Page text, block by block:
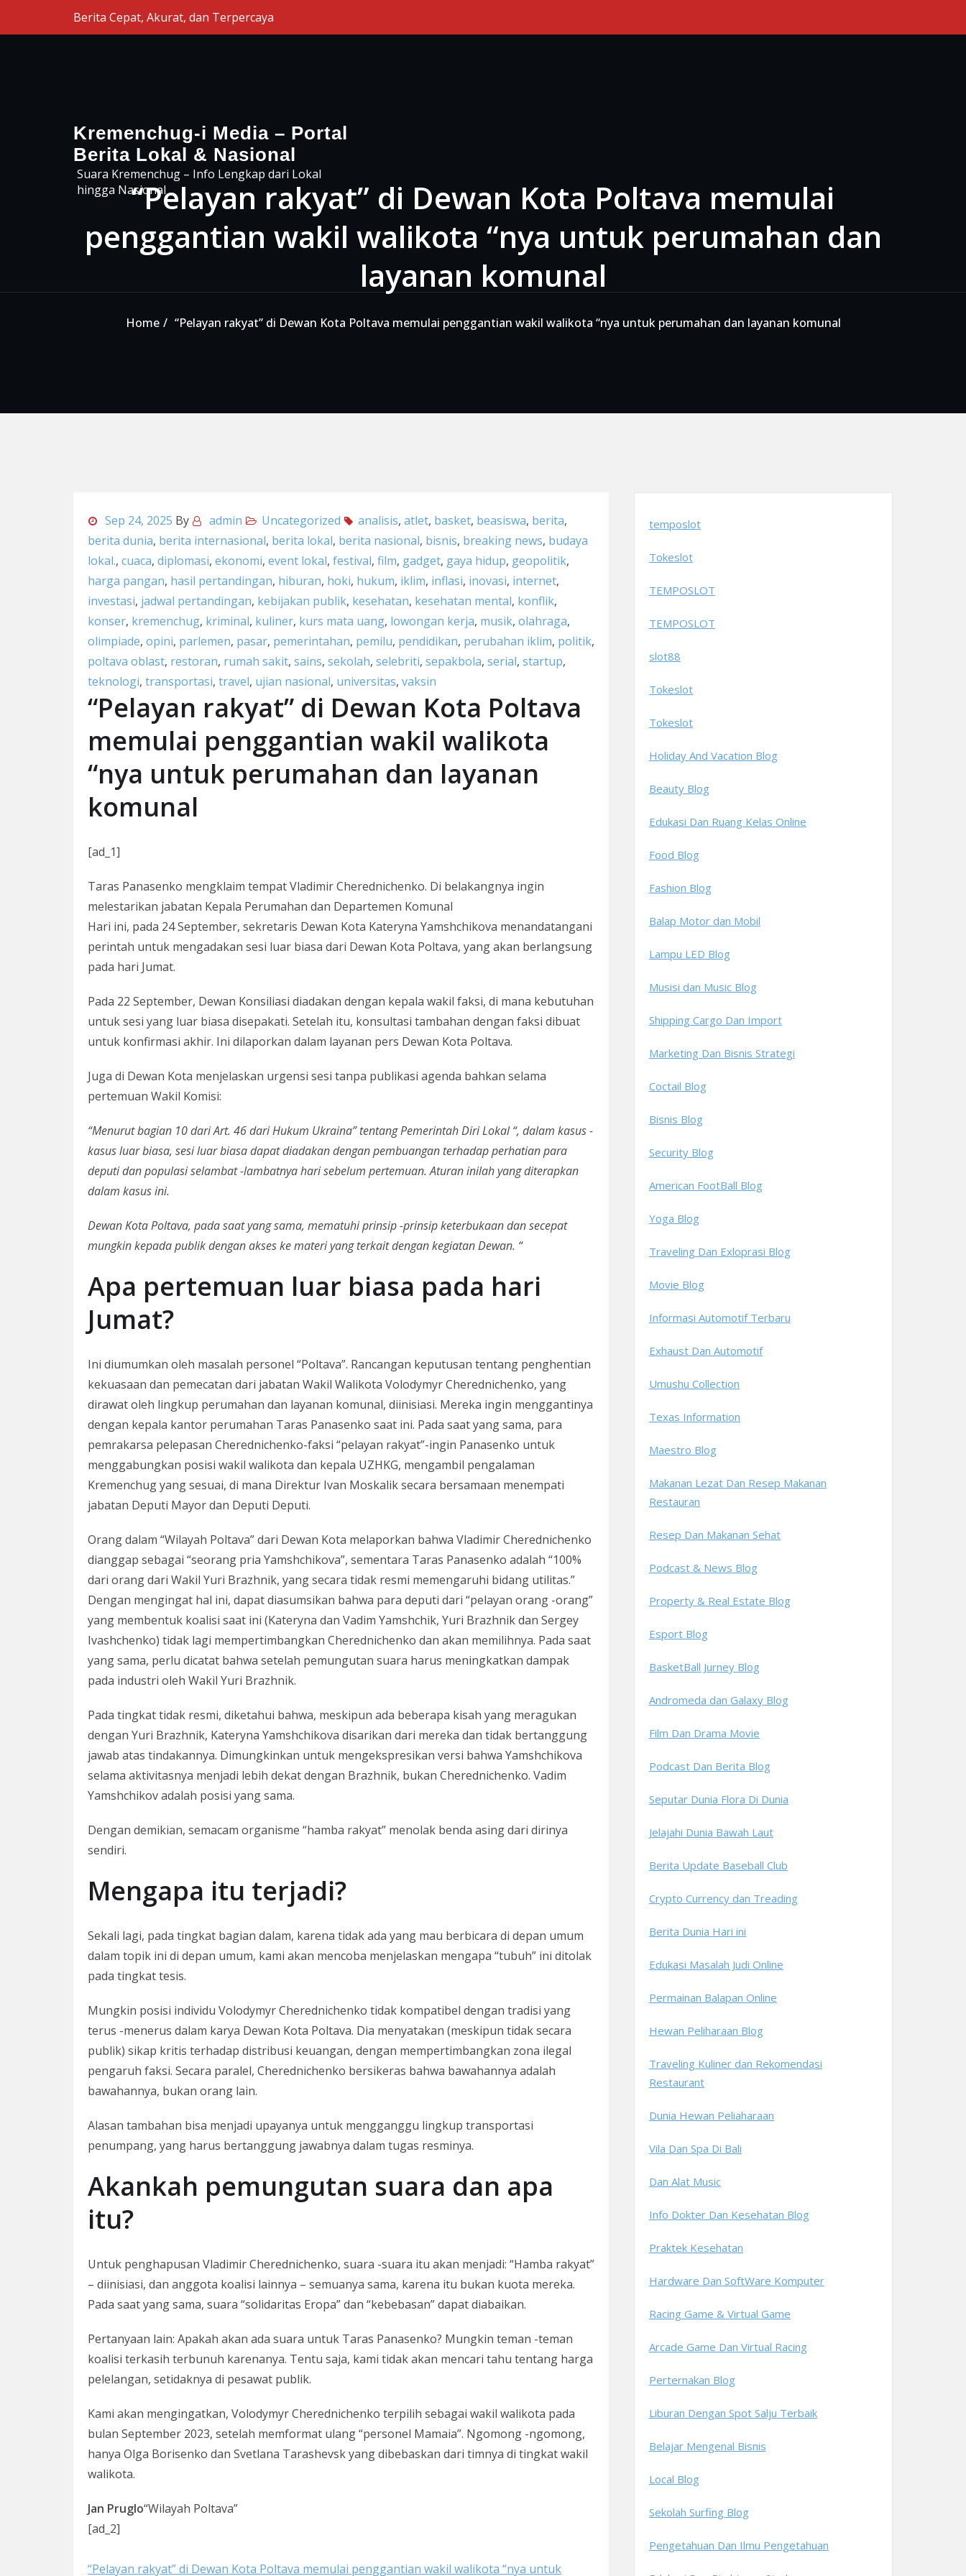
Skip to the contentBerita Cepat, Akurat, dan Terpercaya
Kremenchug-i Media – Portal
Berita Lokal & Nasional
Suara Kremenchug – Info Lengkap dari Lokal
hingga Nasional“Pelayan rakyat” di Dewan Kota Poltava memulai
penggantian wakil walikota “nya untuk perumahan dan
layanan komunal
Home “Pelayan rakyat” di Dewan Kota Poltava memulai penggantian wakil walikota “nya untuk perumahan dan layanan komunal
Sep 24, 2025 By admin Uncategorized analisis, atlet, basket, beasiswa, berita,
berita dunia, berita internasional, berita lokal, berita nasional, bisnis, breaking news, budaya
lokal., cuaca, diplomasi, ekonomi, event lokal, festival, film, gadget, gaya hidup, geopolitik,
harga pangan, hasil pertandingan, hiburan, hoki, hukum, iklim, inflasi, inovasi, internet,
investasi, jadwal pertandingan, kebijakan publik, kesehatan, kesehatan mental, konflik,
konser, kremenchug, kriminal, kuliner, kurs mata uang, lowongan kerja, musik, olahraga,
olimpiade, opini, parlemen, pasar, pemerintahan, pemilu, pendidikan, perubahan iklim, politik,
poltava oblast, restoran, rumah sakit, sains, sekolah, selebriti, sepakbola, serial, startup,
teknologi, transportasi, travel, ujian nasional, universitas, vaksin
“Pelayan rakyat” di Dewan Kota Poltava
memulai penggantian wakil walikota
“nya untuk perumahan dan layanan
komunal
[ad_1]
Taras Panasenko mengklaim tempat Vladimir Cherednichenko. Di belakangnya ingin
melestarikan jabatan Kepala Perumahan dan Departemen Komunal
Hari ini, pada 24 September, sekretaris Dewan Kota Kateryna Yamshchikova menandatangani
perintah untuk mengadakan sesi luar biasa dari Dewan Kota Poltava, yang akan berlangsung
pada hari Jumat.
Pada 22 September, Dewan Konsiliasi diadakan dengan kepala wakil faksi, di mana kebutuhan
untuk sesi yang luar biasa disepakati. Setelah itu, konsultasi tambahan dengan faksi dibuat
untuk konfirmasi akhir. Ini dilaporkan dalam layanan pers Dewan Kota Poltava.
Juga di Dewan Kota menjelaskan urgensi sesi tanpa publikasi agenda bahkan selama
pertemuan Wakil Komisi:
“Menurut bagian 10 dari Art. 46 dari Hukum Ukraina” tentang Pemerintah Diri Lokal “, dalam kasus -
kasus luar biasa, sesi luar biasa dapat diadakan dengan pembuangan terhadap perhatian para
deputi dan populasi selambat -lambatnya hari sebelum pertemuan. Aturan inilah yang diterapkan
dalam kasus ini.
Dewan Kota Poltava, pada saat yang sama, mematuhi prinsip -prinsip keterbukaan dan secepat
mungkin kepada publik dengan akses ke materi yang terkait dengan kegiatan Dewan. “
Apa pertemuan luar biasa pada hari
Jumat?
Ini diumumkan oleh masalah personel “Poltava”. Rancangan keputusan tentang penghentian
kekuasaan dan pemecatan dari jabatan Wakil Walikota Volodymyr Cherednichenko, yang
dirawat oleh lingkup perumahan dan layanan komunal, diinisiasi. Mereka ingin menggantinya
dengan kepala kantor perumahan Taras Panasenko saat ini. Pada saat yang sama, para
pemrakarsa pelepasan Cherednichenko-faksi “pelayan rakyat”-ingin Panasenko untuk
menggabungkan posisi wakil walikota dan kepala UZHKG, mengambil pengalaman
Kremenchug yang sesuai, di mana Direktur Ivan Moskalik secara bersamaan menempati
jabatan Deputi Mayor dan Deputi Deputi.
Orang dalam “Wilayah Poltava” dari Dewan Kota melaporkan bahwa Vladimir Cherednichenko
dianggap sebagai “seorang pria Yamshchikova”, sementara Taras Panasenko adalah “100%
dari orang dari Wakil Yuri Brazhnik, yang secara tidak resmi memengaruhi bidang utilitas.”
Dengan mengingat hal ini, dapat diasumsikan bahwa para deputi dari “pelayan orang -orang”
yang membentuk koalisi saat ini (Kateryna dan Vadim Yamshchik, Yuri Brazhnik dan Sergey
Ivashchenko) tidak lagi mempertimbangkan Cherednichenko dan akan memilihnya. Pada saat
yang sama, perlu dicatat bahwa setelah pemungutan suara harus meningkatkan dampak
pada industri oleh Wakil Yuri Brazhnik.
Pada tingkat tidak resmi, diketahui bahwa, meskipun ada beberapa kisah yang meragukan
dengan Yuri Brazhnik, Kateryna Yamshchikova disarikan dari mereka dan tidak bertanggung
jawab atas tindakannya. Dimungkinkan untuk mengekspresikan versi bahwa Yamshchikova
selama aktivitasnya menjadi lebih dekat dengan Brazhnik, bukan Cherednichenko. Vadim
Yamshchikov adalah posisi yang sama.
Dengan demikian, semacam organisme “hamba rakyat” menolak benda asing dari dirinya
sendiri.
Mengapa itu terjadi?
Sekali lagi, pada tingkat bagian dalam, karena tidak ada yang mau berbicara di depan umum
dalam topik ini di depan umum, kami akan mencoba menjelaskan mengapa “tubuh” ini ditolak
pada tingkat tesis.
Mungkin posisi individu Volodymyr Cherednichenko tidak kompatibel dengan tradisi yang
terus -menerus dalam karya Dewan Kota Poltava. Dia menyatakan (meskipun tidak secara
publik) sikap kritis terhadap distribusi keuangan, dengan mempertimbangkan zona ilegal
pengaruh faksi. Secara paralel, Cherednichenko bersikeras bahwa bawahannya adalah
bawahannya, bukan orang lain.
Alasan tambahan bisa menjadi upayanya untuk mengganggu lingkup transportasi
penumpang, yang harus bertanggung jawabnya dalam tugas resminya.
Akankah pemungutan suara dan apa
itu?
Untuk penghapusan Vladimir Cherednichenko, suara -suara itu akan menjadi: “Hamba rakyat”
– diinisiasi, dan anggota koalisi lainnya – semuanya sama, karena itu bukan kuota mereka.
Pada saat yang sama, suara “solidaritas Eropa” dan “kebebasan” dapat diabaikan.
Pertanyaan lain: Apakah akan ada suara untuk Taras Panasenko? Mungkin teman -teman
koalisi terkasih terbunuh karenanya. Tentu saja, kami tidak akan mencari tahu tentang harga
pelelangan, setidaknya di pesawat publik.
Kami akan mengingatkan, Volodymyr Cherednichenko terpilih sebagai wakil walikota pada
bulan September 2023, setelah memformat ulang “personel Mamaia”. Ngomong -ngomong,
hanya Olga Borisenko dan Svetlana Tarashevsk yang dibebaskan dari timnya di tingkat wakil
walikota.
Jan Pruglo“Wilayah Poltava”
[ad_2]
“Pelayan rakyat” di Dewan Kota Poltava memulai penggantian wakil walikota “nya untuk
temposlot
Tokeslot
TEMPOSLOT
TEMPOSLOT
slot88
Tokeslot
Tokeslot
Holiday And Vacation Blog
Beauty Blog
Edukasi Dan Ruang Kelas Online
Food Blog
Fashion Blog
Balap Motor dan Mobil
Lampu LED Blog
Musisi dan Music Blog
Shipping Cargo Dan Import
Marketing Dan Bisnis Strategi
Coctail Blog
Bisnis Blog
Security Blog
American FootBall Blog
Yoga Blog
Traveling Dan Exloprasi Blog
Movie Blog
Informasi Automotif Terbaru
Exhaust Dan Automotif
Umushu Collection
Texas Information
Maestro Blog
Makanan Lezat Dan Resep Makanan
Restauran
Resep Dan Makanan Sehat
Podcast & News Blog
Property & Real Estate Blog
Esport Blog
BasketBall Jurney Blog
Andromeda dan Galaxy Blog
Film Dan Drama Movie
Podcast Dan Berita Blog
Seputar Dunia Flora Di Dunia
Jelajahi Dunia Bawah Laut
Berita Update Baseball Club
Crypto Currency dan Treading
Berita Dunia Hari ini
Edukasi Masalah Judi Online
Permainan Balapan Online
Hewan Peliharaan Blog
Traveling Kuliner dan Rekomendasi
Restaurant
Dunia Hewan Peliaharaan
Vila Dan Spa Di Bali
Dan Alat Music
Info Dokter Dan Kesehatan Blog
Praktek Kesehatan
Hardware Dan SoftWare Komputer
Racing Game & Virtual Game
Arcade Game Dan Virtual Racing
Perternakan Blog
Liburan Dengan Spot Salju Terbaik
Belajar Mengenal Bisnis
Local Blog
Sekolah Surfing Blog
Pengetahuan Dan Ilmu Pengetahuan